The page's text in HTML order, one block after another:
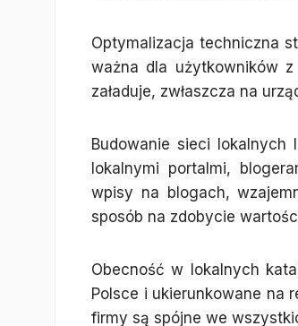
Optymalizacja techniczna
ważna dla użytkowników
załaduje, zwłaszcza na
Budowanie sieci lokalnych
lokalnymi portalmi,
wpisy na blogach,
sposób na zdobycie
Obecność w lokalnych
Polsce i ukierunkowane na
firmy są spójne we